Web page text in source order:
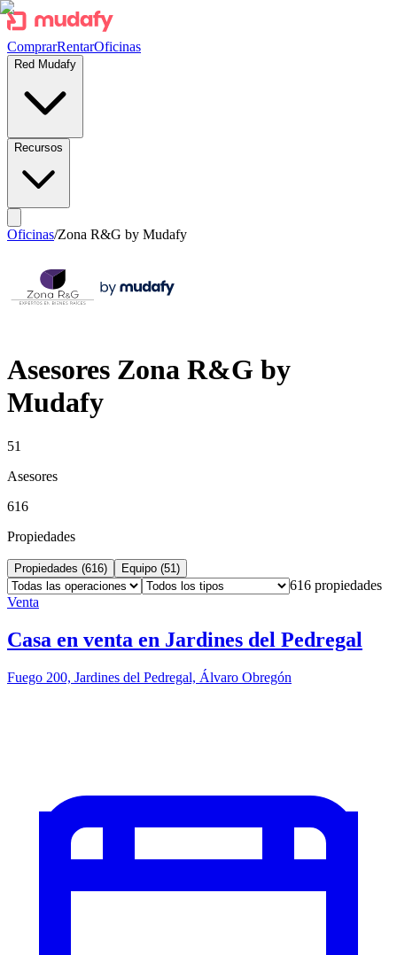
ComprarRentarOficinas
Red Mudafy
Recursos
Oficinas/Zona R&G by Mudafy
Asesores Zona R&G by
Mudafy
51
Asesores
616
Propiedades
Propiedades (616) Equipo (51 )
616 propiedades
Venta
Casa en venta en Jardines del Pedregal
Fuego 200, Jardines del Pedregal, Álvaro Obregón